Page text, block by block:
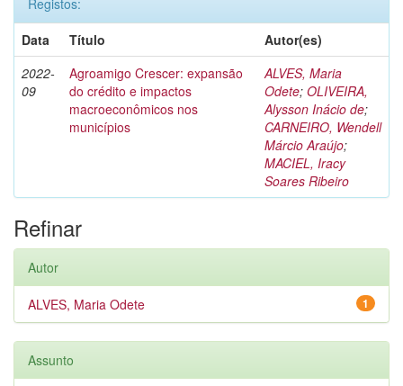
Registos:
Data
Título
Autor(es)
2022-
09
Agroamigo Crescer: expansão
do crédito e impactos
macroeconômicos nos
municípios
ALVES, Maria
Odete; OLIVEIRA,
Alysson Inácio de;
CARNEIRO, Wendell
Márcio Araújo;
MACIEL, Iracy
Soares Ribeiro
Refinar
Autor
1
ALVES, Maria Odete
Assunto